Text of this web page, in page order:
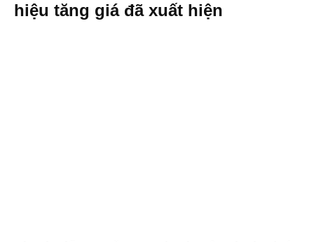
hiệu tăng giá đã xuất hiện